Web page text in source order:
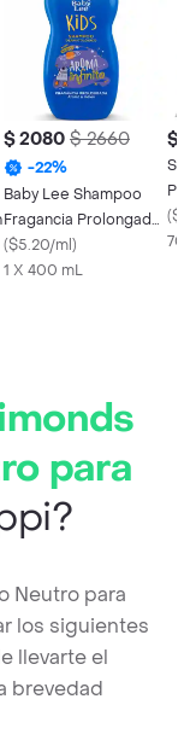
$ 2080 $ 2660
-22%
Baby Lee Shampoo
Fragancia Prolongada
Aroma a Melón
($5.20/ml)
1 X 400 mL
$
(
70
para
Neutro para
los siguientes
llevarte el
brevedad